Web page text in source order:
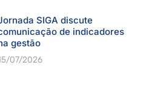
SIGA discute
de indicadores
gestão
07/2026